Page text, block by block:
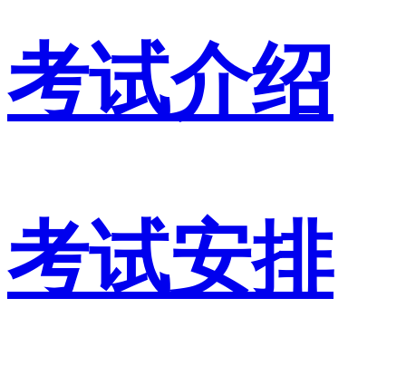
考试介绍
考试安排